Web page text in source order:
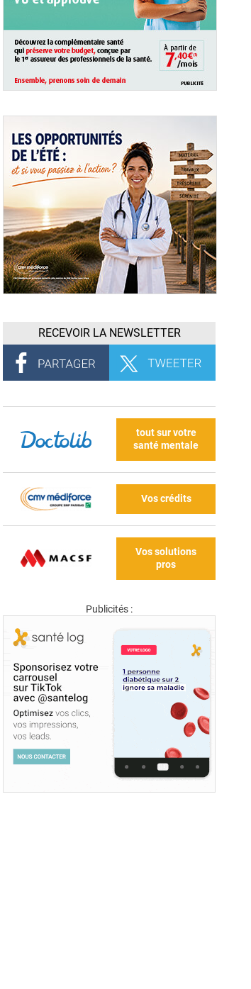
RECEVOIR LA NEWSLETTER
tout sur votre
santé mentale
Vos crédits
Vos solutions
pros
Publicités :